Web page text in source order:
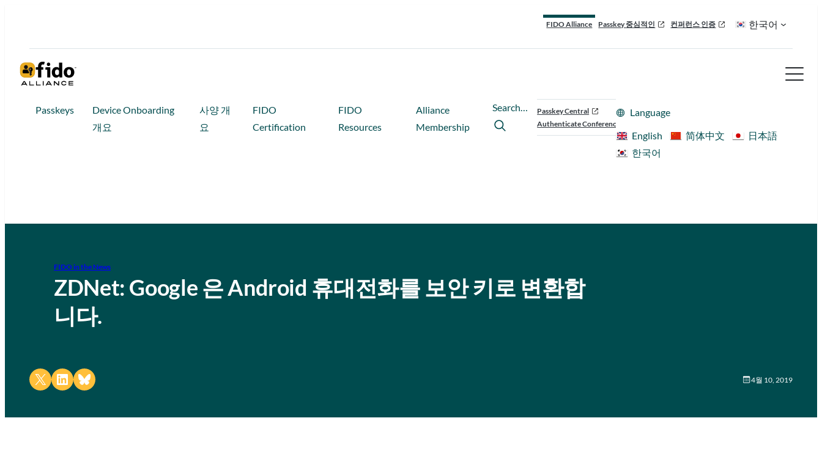
FIDO Alliance Passkey 중심적인 컨퍼런스 인증 한국어
Passkeys
Device Onboarding
개요
사양 개
요
FIDO
Certification
FIDO
Resources
Alliance
Membership
Search…
Passkey Central
Authenticate Conference
Language
English
简体中文
日本語
한국어
FIDO in the News
ZDNet: Google 은 Android 휴대전화를 보안 키로 변환합
니다.
Share on X Share on LinkedIn
Share on Bluesky 4월 10, 2019